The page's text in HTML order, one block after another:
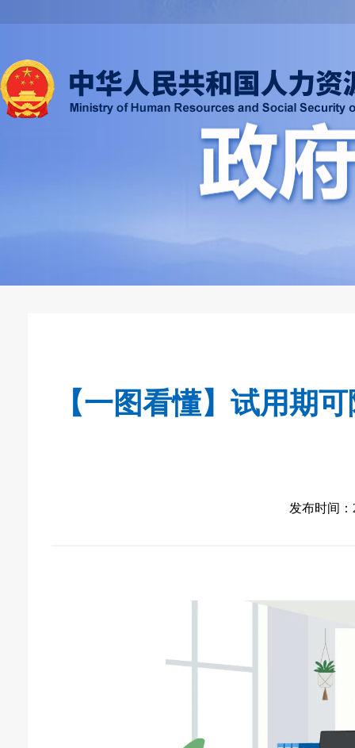
【一图看懂】试用期
发布时间：